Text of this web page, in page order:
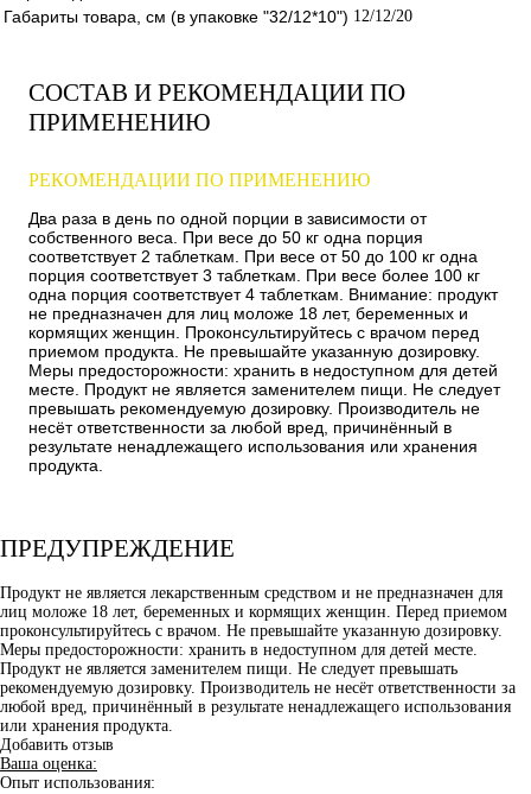
Габариты товара, см (в упаковке "32/12*10") 12/12/20
СОСТАВ И РЕКОМЕНДАЦИИ ПО
ПРИМЕНЕНИЮ
РЕКОМЕНДАЦИИ ПО ПРИМЕНЕНИЮ
Два раза в день по одной порции в зависимости от
собственного веса. При весе до 50 кг одна порция
соответствует 2 таблеткам. При весе от 50 до 100 кг одна
порция соответствует 3 таблеткам. При весе более 100 кг
одна порция соответствует 4 таблеткам. Внимание: продукт
не предназначен для лиц моложе 18 лет, беременных и
кормящих женщин. Проконсультируйтесь с врачом перед
приемом продукта. Не превышайте указанную дозировку.
Меры предосторожности: хранить в недоступном для детей
месте. Продукт не является заменителем пищи. Не следует
превышать рекомендуемую дозировку. Производитель не
несёт ответственности за любой вред, причинённый в
результате ненадлежащего использования или хранения
продукта.
ПРЕДУПРЕЖДЕНИЕ
Продукт не является лекарственным средством и не предназначен для
лиц моложе 18 лет, беременных и кормящих женщин. Перед приемом
проконсультируйтесь с врачом. Не превышайте указанную дозировку.
Меры предосторожности: хранить в недоступном для детей месте.
Продукт не является заменителем пищи. Не следует превышать
рекомендуемую дозировку. Производитель не несёт ответственности за
любой вред, причинённый в результате ненадлежащего использования
или хранения продукта.
Добавить отзыв
Ваша оценка:
Опыт использования: